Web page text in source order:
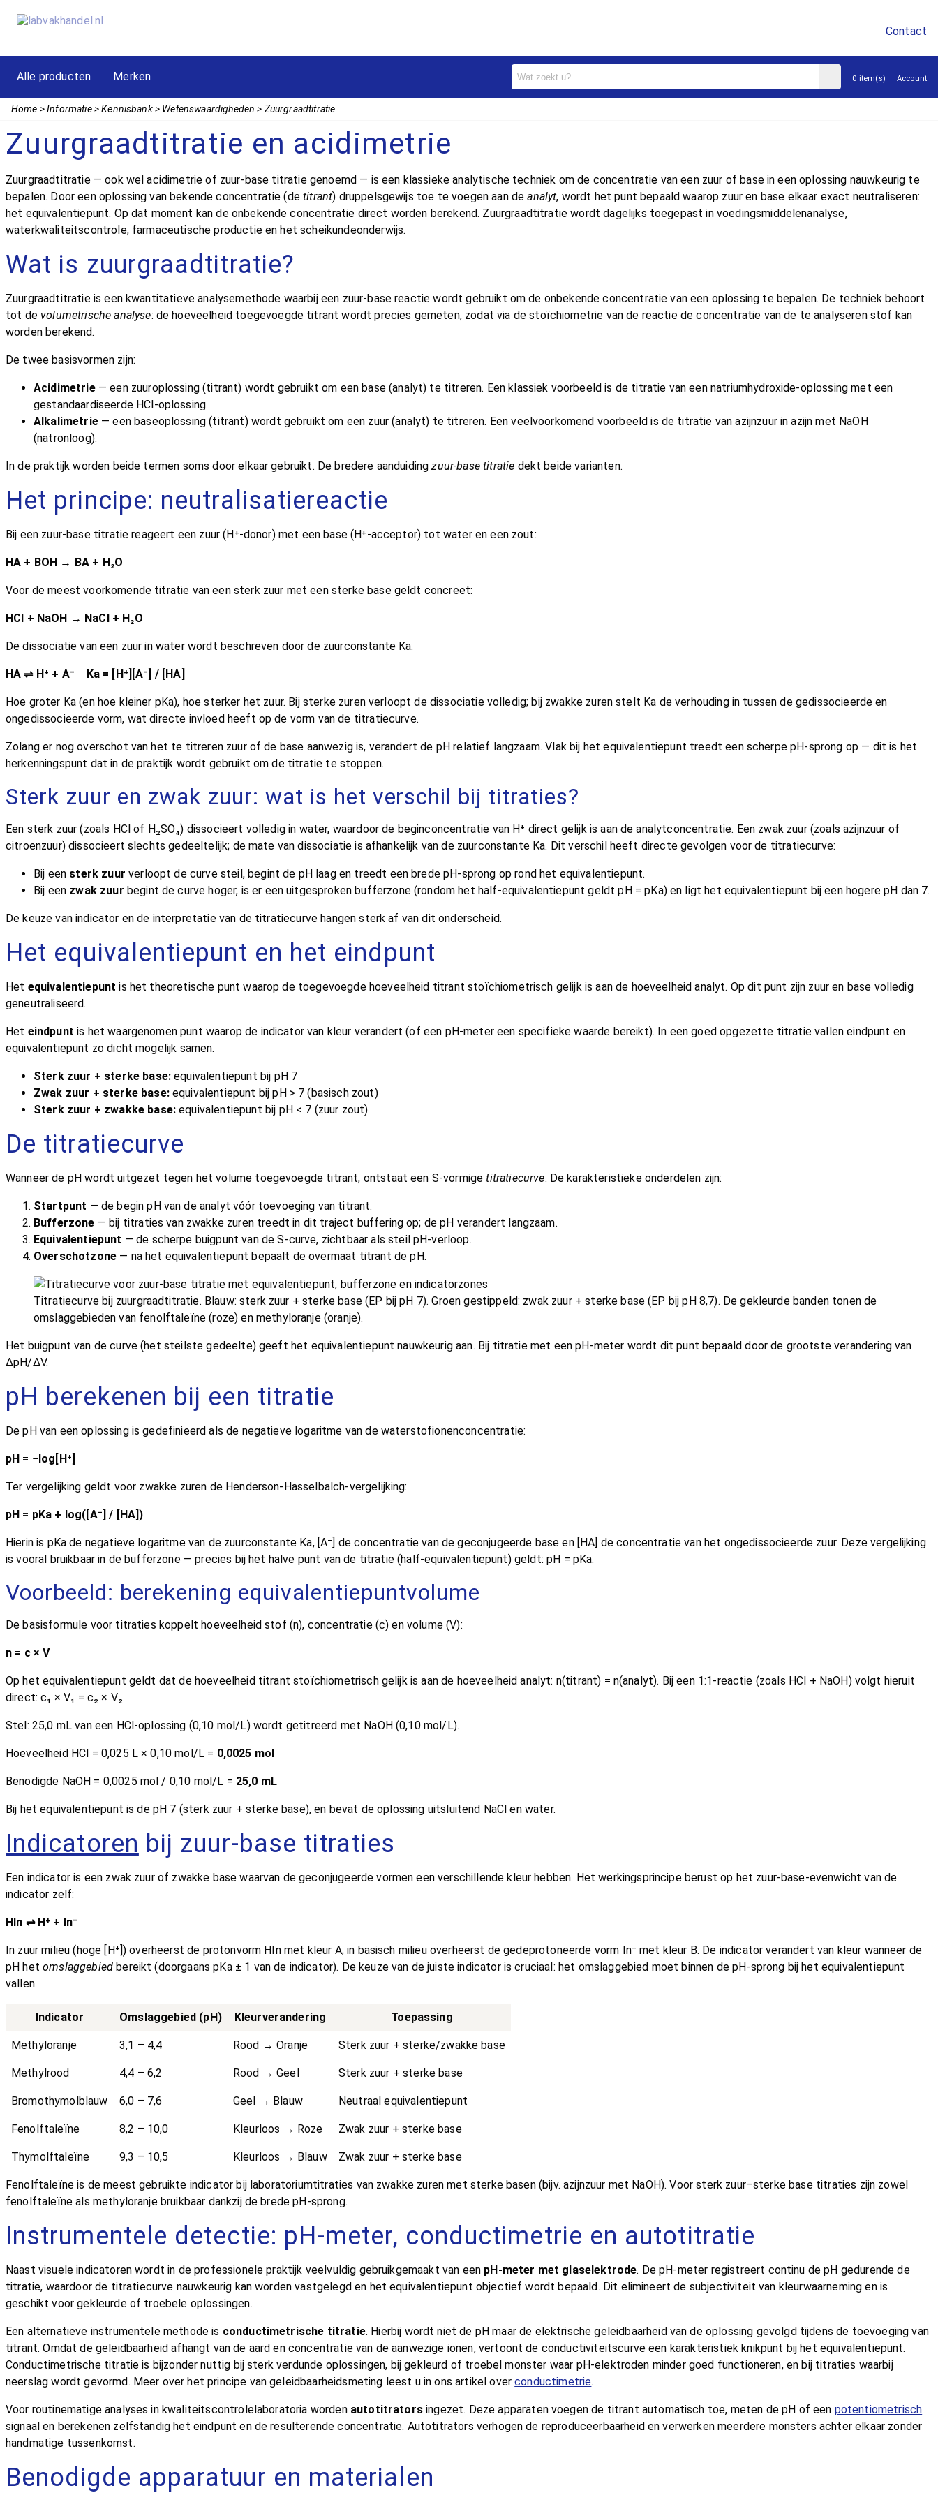
Contact
Alle producten Merken 0 item(s) Account
sluiten
Home Informatie Kennisbank Wetenswaardigheden Zuurgraadtitratie
Zuurgraadtitratie en acidimetrie
Zuurgraadtitratie — ook wel acidimetrie of zuur-base titratie genoemd — is een klassieke analytische techniek om de concentratie van een zuur of base in een oplossing nauwkeurig te
bepalen. Door een oplossing van bekende concentratie (detitrant) druppelsgewijs toe te voegen aan deanalyt, wordt het punt bepaald waarop zuur en base elkaar exact neutraliseren:
het equivalentiepunt. Op dat moment kan de onbekende concentratie direct worden berekend. Zuurgraadtitratie wordt dagelijks toegepast in voedingsmiddelenanalyse,
waterkwaliteitscontrole, farmaceutische productie en het scheikundeonderwijs.
Wat is zuurgraadtitratie?
Zuurgraadtitratie is een kwantitatieve analysemethode waarbij een zuur-base reactie wordt gebruikt om de onbekende concentratie van een oplossing te bepalen. De techniek behoort
tot de volumetrische analyse: de hoeveelheid toegevoegde titrant wordt precies gemeten, zodat via de stoïchiometrie van de reactie de concentratie van de te analyseren stof kan
worden berekend.
De twee basisvormen zijn:
Acidimetrie— een zuuroplossing (titrant) wordt gebruikt om een base (analyt) te titreren. Een klassiek voorbeeld is de titratie van een natriumhydroxide-oplossing met een
gestandaardiseerde HCl-oplossing.
Alkalimetrie— een baseoplossing (titrant) wordt gebruikt om een zuur (analyt) te titreren. Een veelvoorkomend voorbeeld is de titratie van azijnzuur in azijn met NaOH
(natronloog).
In de praktijk worden beide termen soms door elkaar gebruikt. De bredere aanduidingzuur-base titratie dekt beide varianten.
Het principe: neutralisatiereactie
Bij een zuur-base titratie reageert een zuur (H⁺-donor) met een base (H⁺-acceptor) tot water en een zout:
HA + BOH → BA + H₂O
Voor de meest voorkomende titratie van een sterk zuur met een sterke base geldt concreet:
HCl + NaOH → NaCl + H₂O
De dissociatie van een zuur in water wordt beschreven door de zuurconstante Ka:
HA ⇌ H⁺ + A⁻ Ka = [H⁺][A⁻] / [HA]
Hoe groter Ka (en hoe kleiner pKa), hoe sterker het zuur. Bij sterke zuren verloopt de dissociatie volledig; bij zwakke zuren stelt Ka de verhouding in tussen de gedissocieerde en
ongedissocieerde vorm, wat directe invloed heeft op de vorm van de titratiecurve.
Zolang er nog overschot van het te titreren zuur of de base aanwezig is, verandert de pH relatief langzaam. Vlak bij het equivalentiepunt treedt een scherpe pH-sprong op — dit is het
herkenningspunt dat in de praktijk wordt gebruikt om de titratie te stoppen.
Sterk zuur en zwak zuur: wat is het verschil bij titraties?
Een sterk zuur (zoals HCl of H₂SO₄) dissocieert volledig in water, waardoor de beginconcentratie van H⁺ direct gelijk is aan de analytconcentratie. Een zwak zuur (zoals azijnzuur of
citroenzuur) dissocieert slechts gedeeltelijk; de mate van dissociatie is afhankelijk van de zuurconstante Ka. Dit verschil heeft directe gevolgen voor de titratiecurve:
Bij een sterk zuur verloopt de curve steil, begint de pH laag en treedt een brede pH-sprong op rond het equivalentiepunt.
Bij een zwak zuur begint de curve hoger, is er een uitgesproken bufferzone (rondom het half-equivalentiepunt geldt pH = pKa) en ligt het equivalentiepunt bij een hogere pH dan 7.
De keuze van indicator en de interpretatie van de titratiecurve hangen sterk af van dit onderscheid.
Het equivalentiepunt en het eindpunt
Het equivalentiepunt is het theoretische punt waarop de toegevoegde hoeveelheid titrant stoïchiometrisch gelijk is aan de hoeveelheid analyt. Op dit punt zijn zuur en base volledig
geneutraliseerd.
Het eindpunt is het waargenomen punt waarop de indicator van kleur verandert (of een pH-meter een specifieke waarde bereikt). In een goed opgezette titratie vallen eindpunt en
equivalentiepunt zo dicht mogelijk samen.
Sterk zuur + sterke base: equivalentiepunt bij pH 7
Zwak zuur + sterke base:equivalentiepunt bij pH > 7 (basisch zout)
Sterk zuur + zwakke base: equivalentiepunt bij pH < 7 (zuur zout)
De titratiecurve
Wanneer de pH wordt uitgezet tegen het volume toegevoegde titrant, ontstaat een S-vormigetitratiecurve. De karakteristieke onderdelen zijn:
Startpunt — de begin pH van de analyt vóór toevoeging van titrant.
Bufferzone — bij titraties van zwakke zuren treedt in dit traject buffering op; de pH verandert langzaam.
Equivalentiepunt — de scherpe buigpunt van de S-curve, zichtbaar als steil pH-verloop.
Overschotzone — na het equivalentiepunt bepaalt de overmaat titrant de pH.
Titratiecurve bij zuurgraadtitratie. Blauw: sterk zuur + sterke base (EP bij pH 7). Groen gestippeld: zwak zuur + sterke base (EP bij pH 8,7). De gekleurde banden tonen de
omslaggebieden van fenolftaleïne (roze) en methyloranje (oranje).
Het buigpunt van de curve (het steilste gedeelte) geeft het equivalentiepunt nauwkeurig aan. Bij titratie met een pH-meter wordt dit punt bepaald door de grootste verandering van
ΔpH/ΔV.
pH berekenen bij een titratie
De pH van een oplossing is gedefinieerd als de negatieve logaritme van de waterstofionenconcentratie:
pH = −log[H⁺]
Ter vergelijking geldt voor zwakke zuren de Henderson-Hasselbalch-vergelijking:
pH = pKa + log([A⁻] / [HA])
Hierin is pKa de negatieve logaritme van de zuurconstante Ka, [A⁻] de concentratie van de geconjugeerde base en [HA] de concentratie van het ongedissocieerde zuur. Deze vergelijking
is vooral bruikbaar in de bufferzone — precies bij het halve punt van de titratie (half-equivalentiepunt) geldt: pH = pKa.
Voorbeeld: berekening equivalentiepuntvolume
De basisformule voor titraties koppelt hoeveelheid stof (n), concentratie (c) en volume (V):
n = c × V
Op het equivalentiepunt geldt dat de hoeveelheid titrant stoïchiometrisch gelijk is aan de hoeveelheid analyt: n(titrant) = n(analyt). Bij een 1:1-reactie (zoals HCl + NaOH) volgt hieruit
direct: c₁ × V₁ = c₂ × V₂.
Stel: 25,0 mL van een HCl-oplossing (0,10 mol/L) wordt getitreerd met NaOH (0,10 mol/L).
Hoeveelheid HCl = 0,025 L × 0,10 mol/L = 0,0025 mol
Benodigde NaOH = 0,0025 mol / 0,10 mol/L = 25,0 mL
Bij het equivalentiepunt is de pH 7 (sterk zuur + sterke base), en bevat de oplossing uitsluitend NaCl en water.
Indicatoren bij zuur-base titraties
Een indicator is een zwak zuur of zwakke base waarvan de geconjugeerde vormen een verschillende kleur hebben. Het werkingsprincipe berust op het zuur-base-evenwicht van de
indicator zelf:
HIn ⇌ H⁺ + In⁻
In zuur milieu (hoge [H⁺]) overheerst de protonvorm HIn met kleur A; in basisch milieu overheerst de gedeprotoneerde vorm In⁻ met kleur B. De indicator verandert van kleur wanneer de
pH hetomslaggebied bereikt (doorgaans pKa ± 1 van de indicator). De keuze van de juiste indicator is cruciaal: het omslaggebied moet binnen de pH-sprong bij het equivalentiepunt
vallen.
Indicator Omslaggebied (pH) Kleurverandering Toepassing
Methyloranje 3,1 – 4,4 Rood → Oranje Sterk zuur + sterke/zwakke base
Methylrood 4,4 – 6,2 Rood → Geel Sterk zuur + sterke base
Bromothymolblauw 6,0 – 7,6 Geel → Blauw Neutraal equivalentiepunt
Fenolftaleïne 8,2 – 10,0 Kleurloos → Roze Zwak zuur + sterke base
Thymolftaleïne 9,3 – 10,5 Kleurloos → Blauw Zwak zuur + sterke base
Fenolftaleïne is de meest gebruikte indicator bij laboratoriumtitraties van zwakke zuren met sterke basen (bijv. azijnzuur met NaOH). Voor sterk zuur–sterke base titraties zijn zowel
fenolftaleïne als methyloranje bruikbaar dankzij de brede pH-sprong.
Instrumentele detectie: pH-meter, conductimetrie en autotitratie
Naast visuele indicatoren wordt in de professionele praktijk veelvuldig gebruikgemaakt van een pH-meter met glaselektrode. De pH-meter registreert continu de pH gedurende de
titratie, waardoor de titratiecurve nauwkeurig kan worden vastgelegd en het equivalentiepunt objectief wordt bepaald. Dit elimineert de subjectiviteit van kleurwaarneming en is
geschikt voor gekleurde of troebele oplossingen.
Een alternatieve instrumentele methode is conductimetrische titratie. Hierbij wordt niet de pH maar de elektrische geleidbaarheid van de oplossing gevolgd tijdens de toevoeging van
titrant. Omdat de geleidbaarheid afhangt van de aard en concentratie van de aanwezige ionen, vertoont de conductiviteitscurve een karakteristiek knikpunt bij het equivalentiepunt.
Conductimetrische titratie is bijzonder nuttig bij sterk verdunde oplossingen, bij gekleurd of troebel monster waar pH-elektroden minder goed functioneren, en bij titraties waarbij
neerslag wordt gevormd. Meer over het principe van geleidbaarheidsmeting leest u in ons artikel overconductimetrie.
Voor routinematige analyses in kwaliteitscontrolelaboratoria worden autotitratorsingezet. Deze apparaten voegen de titrant automatisch toe, meten de pH of een potentiometrisch
signaal en berekenen zelfstandig het eindpunt en de resulterende concentratie. Autotitrators verhogen de reproduceerbaarheid en verwerken meerdere monsters achter elkaar zonder
handmatige tussenkomst.
Benodigde apparatuur en materialen